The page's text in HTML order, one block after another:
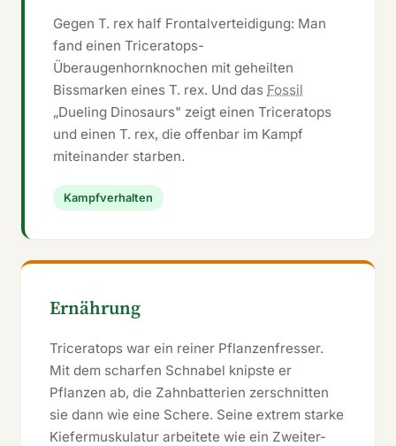
Gegen T. rex half Frontalverteidigung: Man
fand einen Triceratops-
Überaugenhornknochen mit geheilten
Bissmarken eines T. rex. Und das Fossil
„Dueling Dinosaurs" zeigt einen Triceratops
und einen T. rex, die offenbar im Kampf
miteinander starben.
Kampfverhalten
Ernährung
Triceratops war ein reiner Pflanzenfresser.
Mit dem scharfen Schnabel knipste er
Pflanzen ab, die Zahnbatterien zerschnitten
sie dann wie eine Schere. Seine extrem starke
Kiefermuskulatur arbeitete wie ein Zweiter-